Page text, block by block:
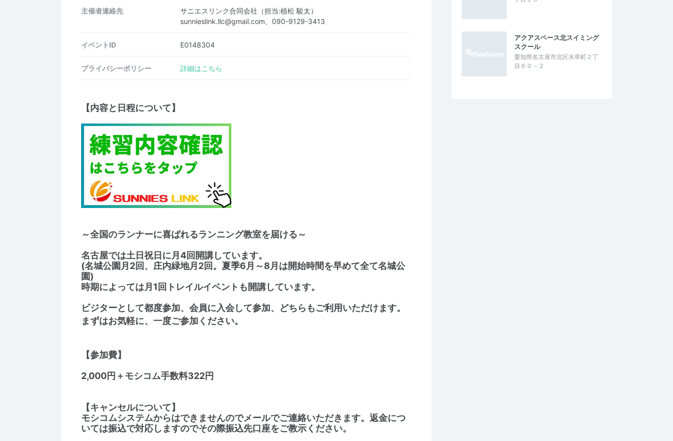
主催者連絡先
サニエスリンク合同会社（担当:植松 駿太）
sunnieslink.llc@gmail.com、090-9129-3413
イベントID E0148304
プライバシーポリシー 詳細はこちら
【内容と日程について】
～全国のランナーに喜ばれるランニング教室を届ける～
名古屋では土日祝日に月4回開講しています。
(名城公園月2回、庄内緑地月2回。夏季6月～8月は開始時間を早めて全て名城公
園)
時期によっては月1回トレイルイベントも開講しています。
ビジターとして都度参加、会員に入会して参加、どちらもご利用いただけます。
まずはお気軽に、一度ご参加ください。
【参加費】
2,000円＋モシコム手数料322円
【キャンセルについて】
モシコムシステムからはできませんのでメールでご連絡いただきます。返金につ
いては振込で対応しますのでその際振込先口座をご教示ください。
アクアスペース北スイミング
スクール
愛知県名古屋市北区水草町２丁
目６０－２